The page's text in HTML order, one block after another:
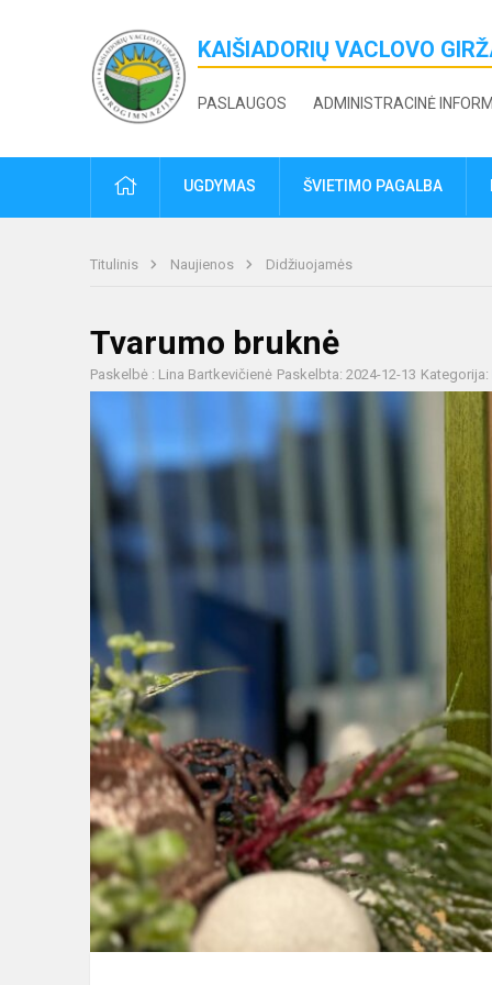
KAIŠIADORIŲ VACLOVO
PASLAUGOS ADMINISTRACINĖ
PRADŽIAUGDYMAS ŠVIETIMO PAGALBA
Titulinis Naujienos Didžiuojamės
Tvarumo bruknė
Paskelbė : Lina Bartkevičienė Paskelbta: 2024-12-13 Kategorija: